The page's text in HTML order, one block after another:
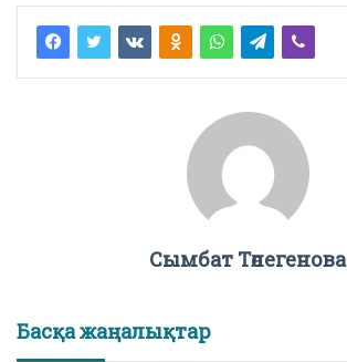
Сымбат Төлегенова
Басқа жаңалықтар